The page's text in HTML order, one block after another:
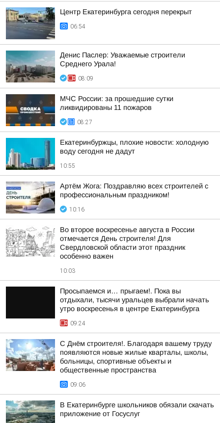
Центр Екатеринбурга сегодня перекрыт
06:54
Денис Паслер: Уважаемые строители
Среднего Урала!
08:09
МЧС России: за прошедшие сутки
ликвидированы 11 пожаров
08:27
Екатеринбуржцы, плохие новости: холодную
воду сегодня не дадут
10:55
Артём Жога: Поздравляю всех строителей с
профессиональным праздником!
10:16
Во второе воскресенье августа в России
отмечается День строителя! Для
Свердловской области этот праздник
особенно важен
10:03
Просыпаемся и… прыгаем!. Пока вы
отдыхали, тысячи уральцев выбрали начать
утро воскресенья в центре Екатеринбурга
09:24
С Днём строителя!. Благодаря вашему труду
появляются новые жилые кварталы, школы,
больницы, спортивные объекты и
общественные пространства
09:06
В Екатеринбурге школьников обязали скачать
приложение от Госуслуг